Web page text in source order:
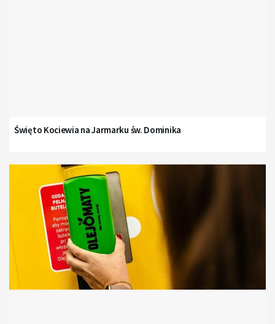
Święto Kociewia na Jarmarku św. Dominika